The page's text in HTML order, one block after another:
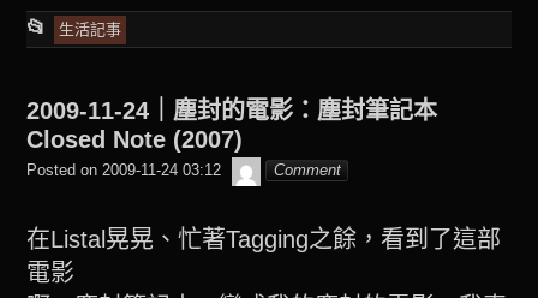
📂
This
posted
生活記事
2009-11-24｜塵封的電影：塵封筆記本
Closed Note (2007)
Posted on 2009-11-24 03:12 beagle2001_tw
Comment
在Listal晃晃、忙著Tagging之餘，看到了這部
電影